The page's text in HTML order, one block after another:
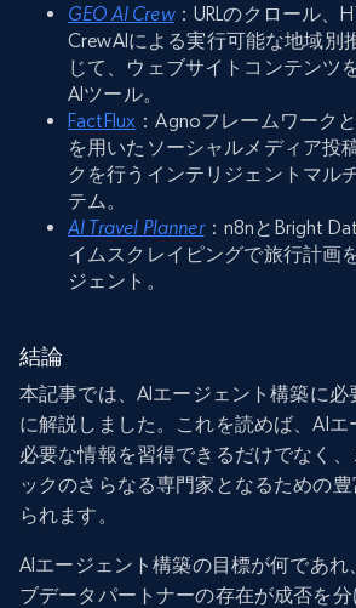
GEO AI Crew：URLのクロール、
CrewAIによる実行可能な地域別
じて、ウェブサイトコンテンツ
AIツール。
FactFlux ：Agnoフレームワーク
を用いたソーシャルメディア投
クを行うインテリジェントマル
テム。
AI Travel Planner：n8nとBright
イムスクレイピングで旅行計画
ジェント。
結論
本記事では、AIエージェント構築に必
に解説しました。これを読めば、AI
必要な情報を習得できるだけでなく
ックのさらなる専門家となるための
られます。
AIエージェント構築の目標が何であれ
ブデータパートナーの存在が成否を